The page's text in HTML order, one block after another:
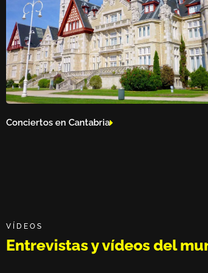
Conciertos en Cantabria
VÍDEOS
Entrevistas y vídeos del